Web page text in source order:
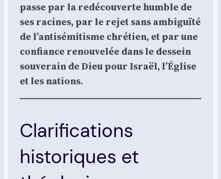
passe par la redé­cou­verte humble de
ses racines, par le rejet sans ambi­guï­té
de l’antisémitisme chré­tien, et par une
confiance renou­ve­lée dans le des­sein
sou­ve­rain de Dieu pour Israël, l’Église
et les nations.
Clarifications
historiques et